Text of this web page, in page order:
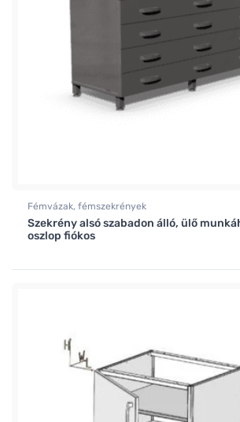
Fémvázak, fémszekrények
Szekrény alsó szabadon álló, ülő
oszlop fiókos